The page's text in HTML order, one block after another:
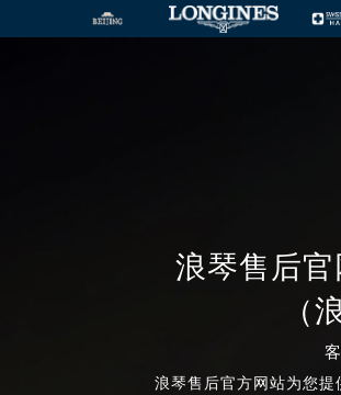
浪琴售后
（
浪琴售后官方网站为您